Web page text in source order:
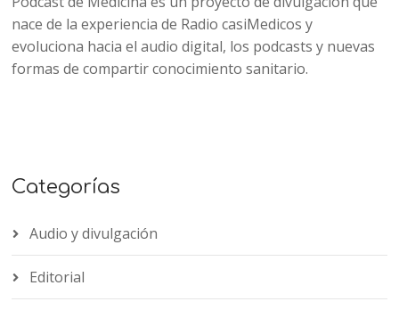
nace de la experiencia de Radio casiMedicos y
evoluciona hacia el audio digital, los podcasts y nuevas
formas de compartir conocimiento sanitario.
Categorías
Audio y divulgación
Editorial